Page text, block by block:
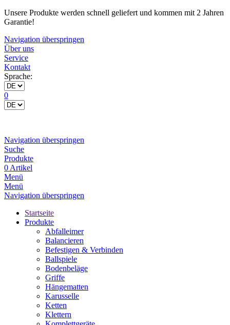
Unsere Produkte werden schnell geliefert und kommen mit 2 Jahren
Garantie!
Navigation überspringen
Über uns
Service
Kontakt
Sprache:
0
Navigation überspringen
Suche
Produkte
0 Artikel
Menü
Menü
Navigation überspringen
Startseite
Produkte
Abfalleimer
Balancieren
Befestigen & Verbinden
Ballspiele
Bodenbeläge
Griffe
Hängematten
Karusselle
Ketten
Klettern